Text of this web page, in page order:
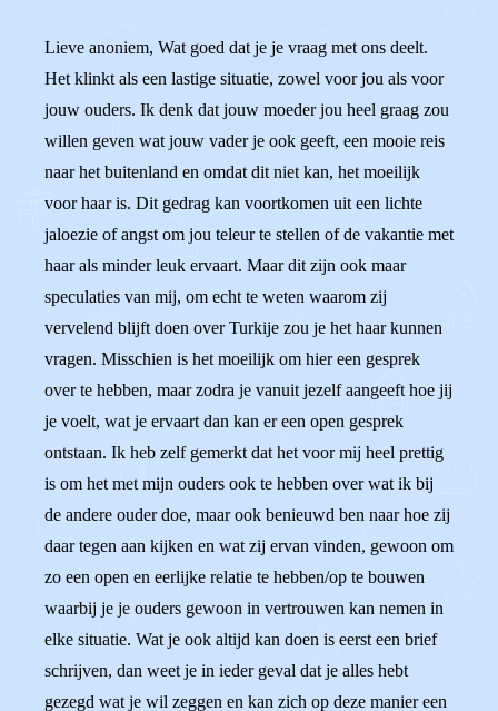
Lieve anoniem, Wat goed dat je je vraag met ons deelt.
Het klinkt als een lastige situatie, zowel voor jou als voor
jouw ouders. Ik denk dat jouw moeder jou heel graag zou
willen geven wat jouw vader je ook geeft, een mooie reis
naar het buitenland en omdat dit niet kan, het moeilijk
voor haar is. Dit gedrag kan voortkomen uit een lichte
jaloezie of angst om jou teleur te stellen of de vakantie met
haar als minder leuk ervaart. Maar dit zijn ook maar
speculaties van mij, om echt te weten waarom zij
vervelend blijft doen over Turkije zou je het haar kunnen
vragen. Misschien is het moeilijk om hier een gesprek
over te hebben, maar zodra je vanuit jezelf aangeeft hoe jij
je voelt, wat je ervaart dan kan er een open gesprek
ontstaan. Ik heb zelf gemerkt dat het voor mij heel prettig
is om het met mijn ouders ook te hebben over wat ik bij
de andere ouder doe, maar ook benieuwd ben naar hoe zij
daar tegen aan kijken en wat zij ervan vinden, gewoon om
zo een open en eerlijke relatie te hebben/op te bouwen
waarbij je je ouders gewoon in vertrouwen kan nemen in
elke situatie. Wat je ook altijd kan doen is eerst een brief
schrijven, dan weet je in ieder geval dat je alles hebt
gezegd wat je wil zeggen en kan zich op deze manier een